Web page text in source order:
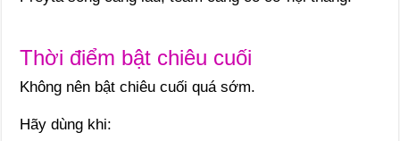
Thời điểm bật chiêu cuối
Không nên bật chiêu cuối quá sớm.
Hãy dùng khi: